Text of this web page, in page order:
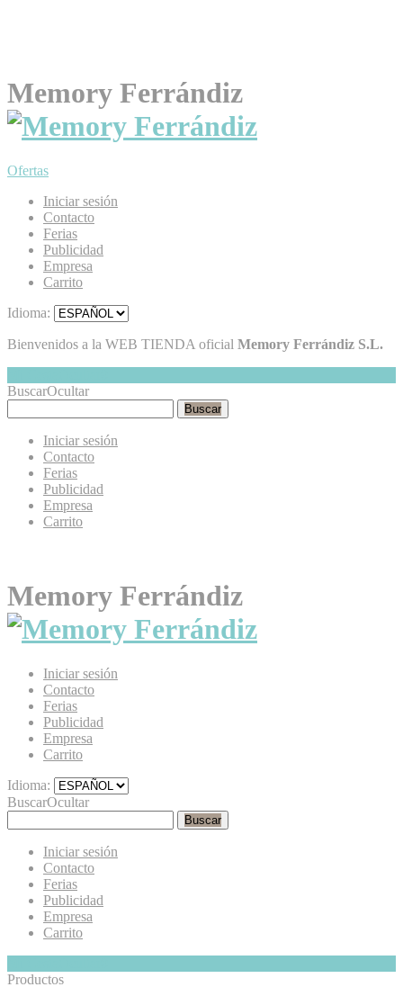
Memory Ferrándiz
Ofertas
Iniciar sesión
Contacto
Ferias
Publicidad
Empresa
Carrito
Idioma:
Bienvenidos a la WEB TIENDA oficial Memory Ferrándiz S.L.
BuscarOcultar
Buscar
Iniciar sesión
Contacto
Ferias
Publicidad
Empresa
Carrito
Memory Ferrándiz
Iniciar sesión
Contacto
Ferias
Publicidad
Empresa
Carrito
Idioma:
BuscarOcultar
Buscar
Iniciar sesión
Contacto
Ferias
Publicidad
Empresa
Carrito
Productos